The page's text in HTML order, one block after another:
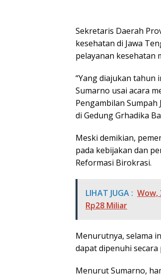
Sekretaris Daerah
kesehatan di Jawa
pelayanan kesehatan
“Yang diajukan tahun
Sumarno usai acara
Pengambilan
di Gedung Grhadika
Meski demikian,
pada kebijakan dan
Reformasi Birokrasi.
LIHAT JUGA : Wow,
Rp28 Miliar
Menurutnya, selama
dapat dipenuhi
Menurut Sumarno,